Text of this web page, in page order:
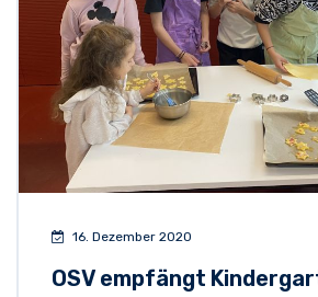
16. Dezember 2020
OSV empfängt